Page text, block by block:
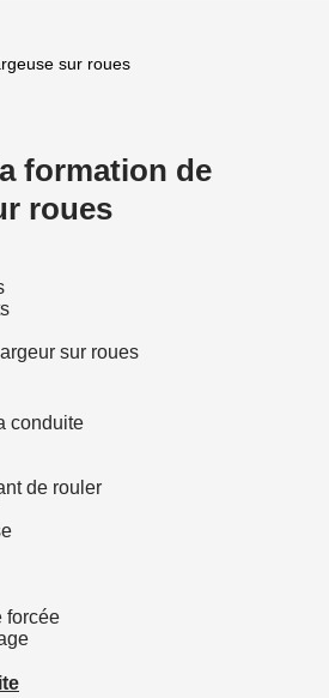
sur roues
formation de
roues
sur roues
conduite
de rouler
forcée